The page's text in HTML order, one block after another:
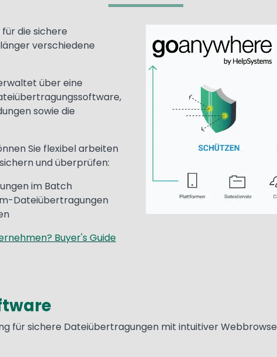
die sichere
verschiedene
über eine
sowie die
Sie flexibel arbeiten
und überprüfen:
im Batch
Dateiübertragungen
Buyer's Guide
für sichere Dateiübertragungen mit intuitiver